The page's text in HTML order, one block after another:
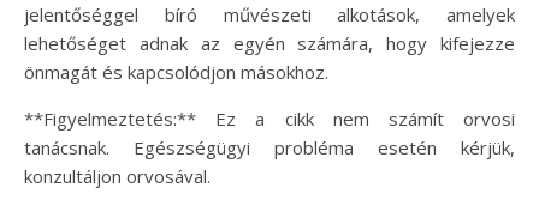
jelentőséggel bíró művészeti alkotások, amelyek
lehetőséget adnak az egyén számára, hogy kifejezze
önmagát és kapcsolódjon másokhoz.
**Figyelmeztetés:** Ez a cikk nem számít orvosi
tanácsnak. Egészségügyi probléma esetén kérjük,
konzultáljon orvosával.